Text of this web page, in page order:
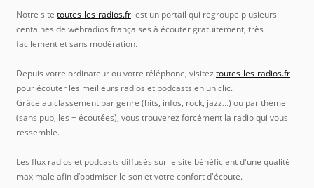
Notre site toutes-les-radios.fr est un portail qui regroupe plusieurs
centaines de webradios françaises à écouter gratuitement, très
facilement et sans modération.
Depuis votre ordinateur ou votre téléphone, visitez toutes-les-radios.fr
pour écouter les meilleurs radios et podcasts en un clic.
Grâce au classement par genre (hits, infos, rock, jazz…) ou par thème
(sans pub, les + écoutées), vous trouverez forcément la radio qui vous
ressemble.
Les flux radios et podcasts diffusés sur le site bénéficient d'une qualité
maximale afin d’optimiser le son et votre confort d'écoute.